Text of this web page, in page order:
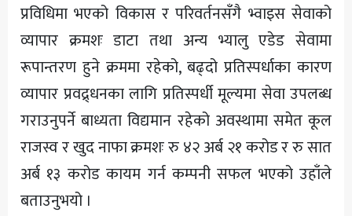
प्रविधिमा भएको विकास र परिवर्तनसँगै भ्वाइस सेवाको
व्यापार क्रमशः डाटा तथा अन्य भ्यालु एडेड सेवामा
रूपान्तरण हुने क्रममा रहेको, बढ्दो प्रतिस्पर्धाका कारण
व्यापार प्रवद्र्धनका लागि प्रतिस्पर्धी मूल्यमा सेवा उपलब्ध
गराउनुपर्ने बाध्यता विद्यमान रहेको अवस्थामा समेत कूल
राजस्व र खुद नाफा क्रमशः रु ४२ अर्ब २१ करोड र रु सात
अर्ब १३ करोड कायम गर्न कम्पनी सफल भएको उहाँले
बताउनुभयो ।